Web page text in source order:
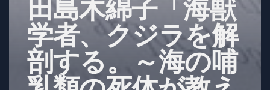
田島木綿子「海獣
学者、クジラを解
剖する。～海の哺